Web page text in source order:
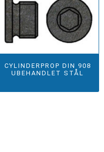
CYLINDERPROP DIN 908
UBEHANDLET STÅL